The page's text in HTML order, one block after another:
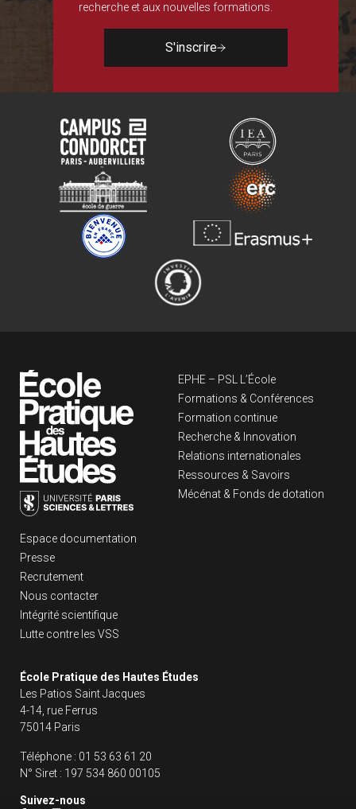
recherche et aux nouvelles formations.
S'inscrire
Navigation
EPHE – PSL L’École
Formations & Conférences
Formation continue
Recherche & Innovation
Relations internationales
Ressources & Savoirs
Mécénat & Fonds de dotation
Liens footer
Espace documentation
Presse
Recrutement
Nous contacter
Intégrité scientifique
Lutte contre les VSS
École Pratique des Hautes Études
Les Patios Saint Jacques
4-14, rue Ferrus
75014 Paris
Téléphone : 01 53 63 61 20
N° Siret : 197 534 860 00105
Suivez-nous